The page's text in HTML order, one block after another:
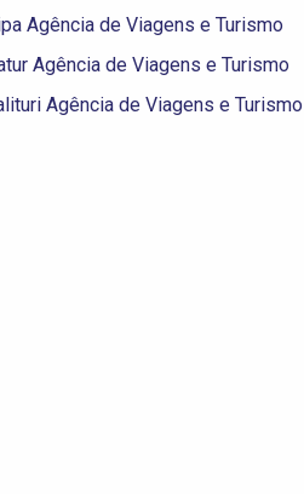
Agência de Viagens e Turismo
Agência de Viagens e Turismo
Agência de Viagens e Turismo